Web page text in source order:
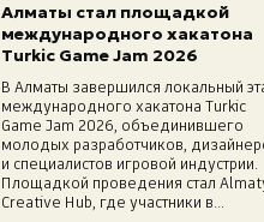
Алматы стал площадкой
международного хакатона
Turkic Game Jam 2026
В Алматы завершился локальный
международного хакатона Turkic
Game Jam 2026, объединившего
молодых разработчиков,
и специалистов игровой индустрии.
Площадкой проведения стал
Creative Hub, где участники в...